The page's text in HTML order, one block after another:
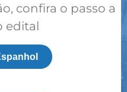
confira o passo a
edital